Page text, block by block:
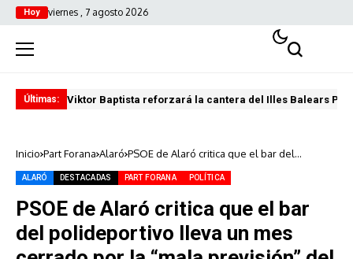
Hoy viernes , 7 agosto 2026
Últimas: Viktor Baptista reforzará la cantera del Illes Balears
Inicio Part Forana Alaró PSOE de Alaró critica que el bar del
“mala previsión” del Ayuntamiento
ALARÓ DESTACADAS PART FORANA POLÍTICA
PSOE de Alaró critica que el bar
del polideportivo lleva un mes